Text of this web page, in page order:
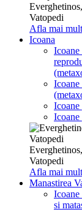
Vatopedi
Afla mai
Icoana
Icoane
Icoane
Icoane
Vatopedi
Afla mai
Manastirea
si